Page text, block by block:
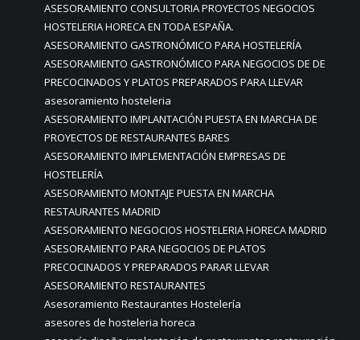
ASESORAMIENTO CONSULTORIA PROYECTOS NEGOCIOS
HOSTELERIA HORECA EN TODA ESPAÑA.
ASESORAMIENTO GASTRONÓMICO PARA HOSTELERÍA
ASESORAMIENTO GASTRONÓMICO PARA NEGOCIOS DE DE
PRECOCINADOS Y PLATOS PREPARADOS PARA LLEVAR
asesoramiento hosteleria
ASESORAMIENTO IMPLANTACIÓN PUESTA EN MARCHA DE
PROYECTOS DE RESTAURANTES BARES
ASESORAMIENTO IMPLEMENTACIÓN EMPRESAS DE
HOSTELERÍA
ASESORAMIENTO MONTAJE PUESTA EN MARCHA
RESTAURANTES MADRID
ASESORAMIENTO NEGOCIOS HOSTELERIA HORECA MADRID
ASESORAMIENTO PARA NEGOCIOS DE PLATOS
PRECOCINADOS Y PREPARADOS PARAR LLEVAR
ASESORAMIENTO RESTAURANTES
Asesoramiento Restaurantes Hostelería
asesores de hosteleria horeca